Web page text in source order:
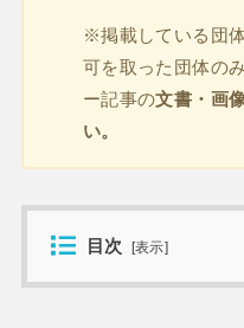
※掲載している団
可を取った団体の
ー記事の文書・画
い。
目次 [表示]